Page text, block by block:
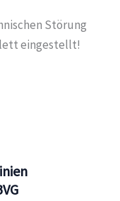
Störung
eingestellt!